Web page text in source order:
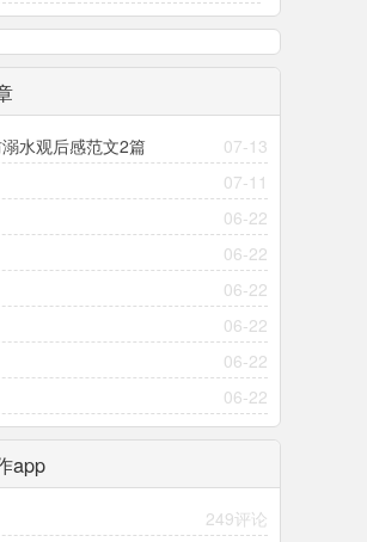
07-13
水观后感范文2篇
07-11
06-22
06-22
06-22
06-22
06-22
06-22
app
249评论